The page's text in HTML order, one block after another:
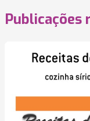
Publicações